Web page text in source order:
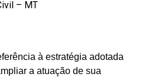
– MT
à estratégia adotada
a atuação de sua